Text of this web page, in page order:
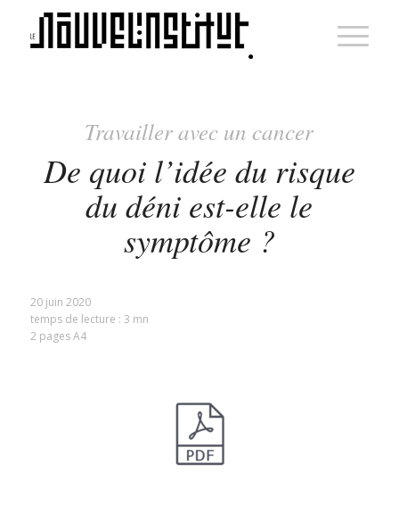
Travailler avec un cancer
De quoi l’idée du risque
du déni est-elle le
symptôme ?
20 juin 2020
temps de lecture : 3 mn
2 pages A4